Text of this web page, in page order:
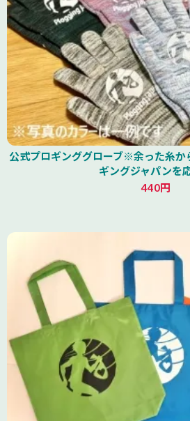
公式プロギンググローブ※余った糸
ギングジャパンを
440円